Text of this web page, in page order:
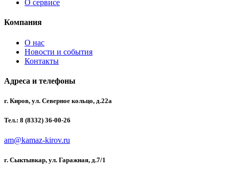
О сервисе
Компания
О нас
Новости и события
Контакты
Адреса и телефоны
г. Киров, ул. Северное кольцо, д.22а
Тел.: 8 (8332) 36-00-26
am@kamaz-kirov.ru
г. Сыктывкар, ул. Гаражная, д.7/1